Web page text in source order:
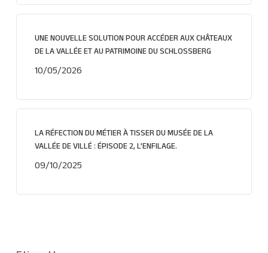
UNE NOUVELLE SOLUTION POUR ACCÉDER AUX CHÂTEAUX
DE LA VALLÉE ET AU PATRIMOINE DU SCHLOSSBERG
10/05/2026
LA RÉFECTION DU MÉTIER À TISSER DU MUSÉE DE LA
VALLÉE DE VILLÉ : ÉPISODE 2, L’ENFILAGE.
09/10/2025